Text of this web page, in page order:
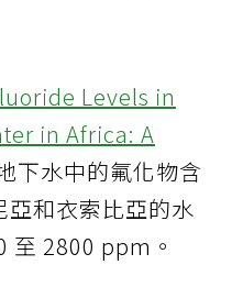
Levels in
in Africa: A
下水中的氟化物含
和衣索比亞的水
至 2800 ppm。